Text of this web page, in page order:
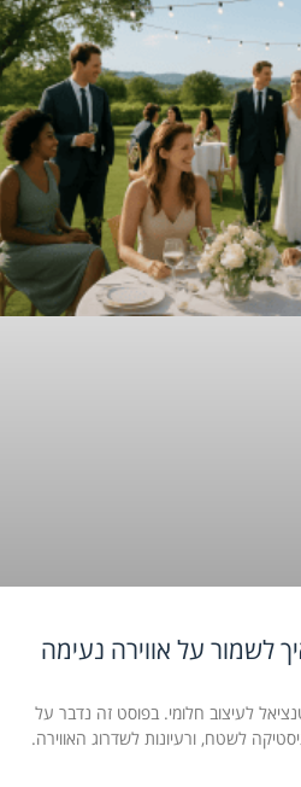
לשמור על אווירה נעימה
לעיצוב חלומי. בפוסט זה נדבר על
לשטח, ורעיונות לשדרוג האווירה.